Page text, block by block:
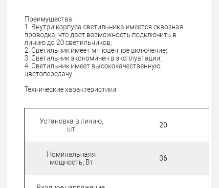
Преимущества:
1. Внутри корпуса светильника имеется сквозная
проводка, что дает возможность подключить в
линию до 20 светильников;
2. Светильник имеет мгновенное включение;
3. Светильник экономичен в эксплуатации;
4. Светильник имеет высококачественную
цветопередачу.
Технические характеристики
Установка в линию,
шт.
20
Номинальнаяя
мощность, Вт
36